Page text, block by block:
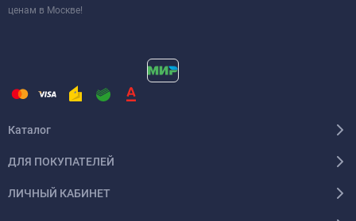
ценам в Москве!
Каталог
ДЛЯ ПОКУПАТЕЛЕЙ
ЛИЧНЫЙ КАБИНЕТ